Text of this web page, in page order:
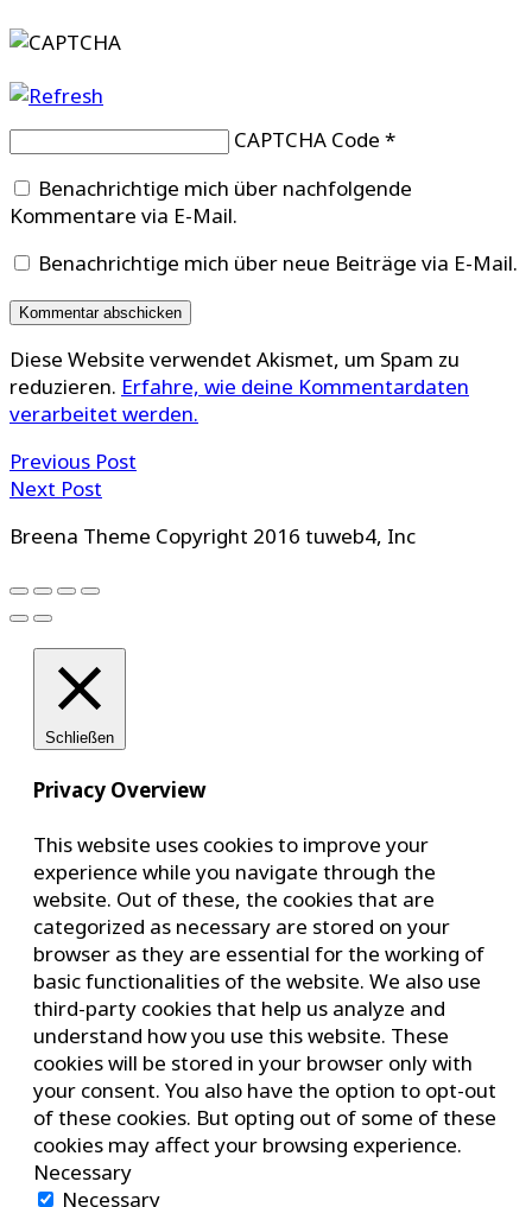
CAPTCHA Code *
Benachrichtige mich über nachfolgende
Kommentare via E-Mail.
Benachrichtige mich über neue Beiträge via E-Mail.
Diese Website verwendet Akismet, um Spam zu
reduzieren. Erfahre, wie deine Kommentardaten
verarbeitet werden.
Previous Post
Next Post
Breena Theme Copyright 2016 tuweb4, Inc
Schließen
Privacy Overview
This website uses cookies to improve your
experience while you navigate through the
website. Out of these, the cookies that are
categorized as necessary are stored on your
browser as they are essential for the working of
basic functionalities of the website. We also use
third-party cookies that help us analyze and
understand how you use this website. These
cookies will be stored in your browser only with
your consent. You also have the option to opt-out
of these cookies. But opting out of some of these
cookies may affect your browsing experience.
Necessary
Necessary